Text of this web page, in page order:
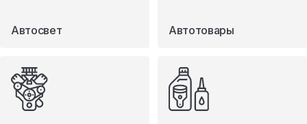
Автосвет Автотовары